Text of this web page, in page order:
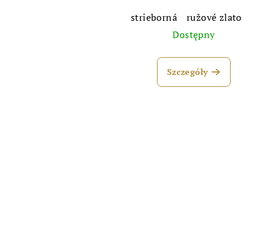
strieborná
ružové zlato
Dostępny
Szczegóły